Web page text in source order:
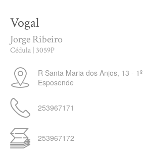
Vogal
Jorge Ribeiro
Cédula | 3059P
R Santa Maria dos Anjos, 13 - 1º
Esposende
253967171
253967172